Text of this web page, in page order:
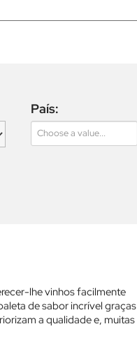
País:
lhe vinhos facilmente
de sabor incrível graças
a qualidade e, muitas